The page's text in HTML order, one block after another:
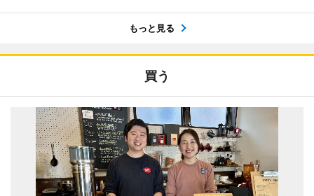
もっと見る
買う